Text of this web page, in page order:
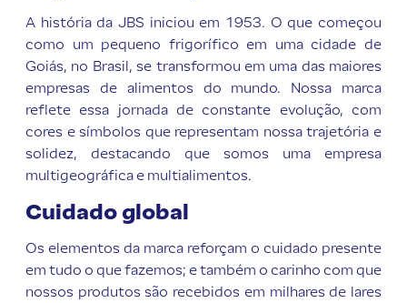
A história da JBS iniciou em 1953. O que começou
como um pequeno frigorífico em uma cidade de
Goiás, no Brasil, se transformou em uma das maiores
empresas de alimentos do mundo. Nossa marca
reflete essa jornada de constante evolução, com
cores e símbolos que representam nossa trajetória e
solidez, destacando que somos uma empresa
multigeográfica e multialimentos.
Cuidado global
Os elementos da marca reforçam o cuidado presente
em tudo o que fazemos; e também o carinho com que
nossos produtos são recebidos em milhares de lares